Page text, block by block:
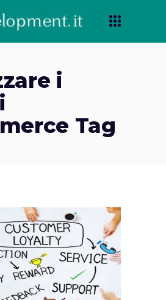
i
Tag